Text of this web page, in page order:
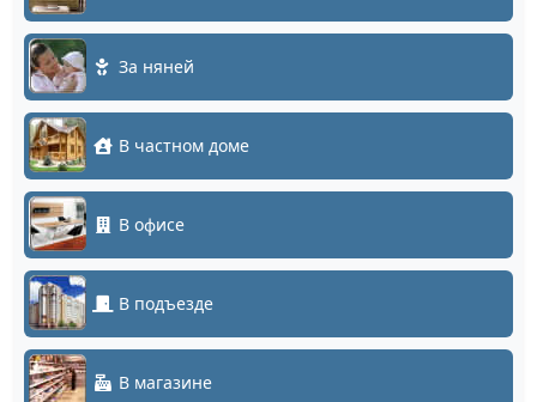
За няней
В частном доме
В офисе
В подъезде
В магазине